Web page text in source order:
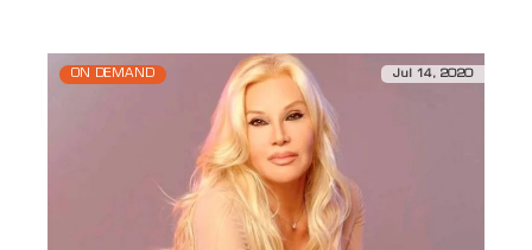
ON DEMAND Jul 14, 2020